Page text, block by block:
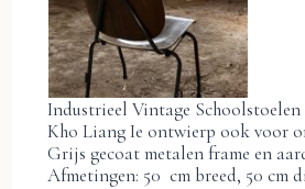
Industrieel Vintage
Kho Liang Ie ontwierp ook voor
Grijs gecoat metalen frame en
Afmetingen: 50 cm breed, 50 cm